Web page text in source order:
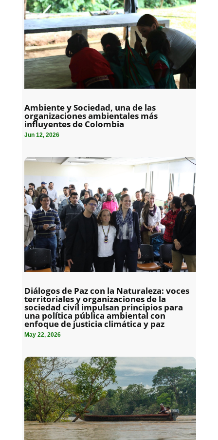
Ambiente y Sociedad, una de las
organizaciones ambientales más
influyentes de Colombia
Jun 12, 2026
Diálogos de Paz con la Naturaleza: voces
territoriales y organizaciones de la
sociedad civil impulsan principios para
una política pública ambiental con
enfoque de justicia climática y paz
May 22, 2026